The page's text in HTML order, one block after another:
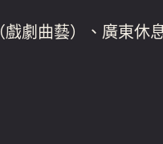
劇曲藝）、廣東休